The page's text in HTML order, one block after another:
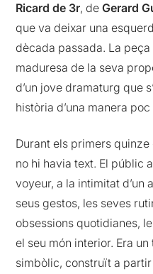
Ricard de 3r, deGerard
que va deixar una
dècada passada. La
maduresa de la seva
d’un jove dramaturg que
història d’una manera
Durant els primers
no hi havia text. El públic
voyeur, a la intimitat d’un
seus gestos, les seves
obsessions quotidianes,
el seu món interior. Era
simbòlic, construït a